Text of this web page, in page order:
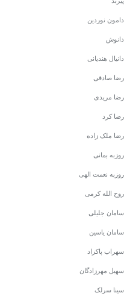
دامون نوردین
دانوش
دانیال هندیانی
رضا صادقی
رضا مریدی
رضا کرد
رضا ملک زاده
روزبه بمانی
روزبه نعمت الهی
روح الله کرمی
سامان جلیلی
سامان یاسین
سهراب پاکزاد
سهیل مهرزادگان
سینا سرلک